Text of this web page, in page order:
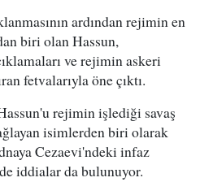
ardından rejimin en
biri olan Hassun,
ve rejimin askeri
fetvalarıyla öne çıktı.
rejimin işlediği savaş
isimlerden biri olarak
Cezaevi'ndeki infaz
iddialar da bulunuyor.